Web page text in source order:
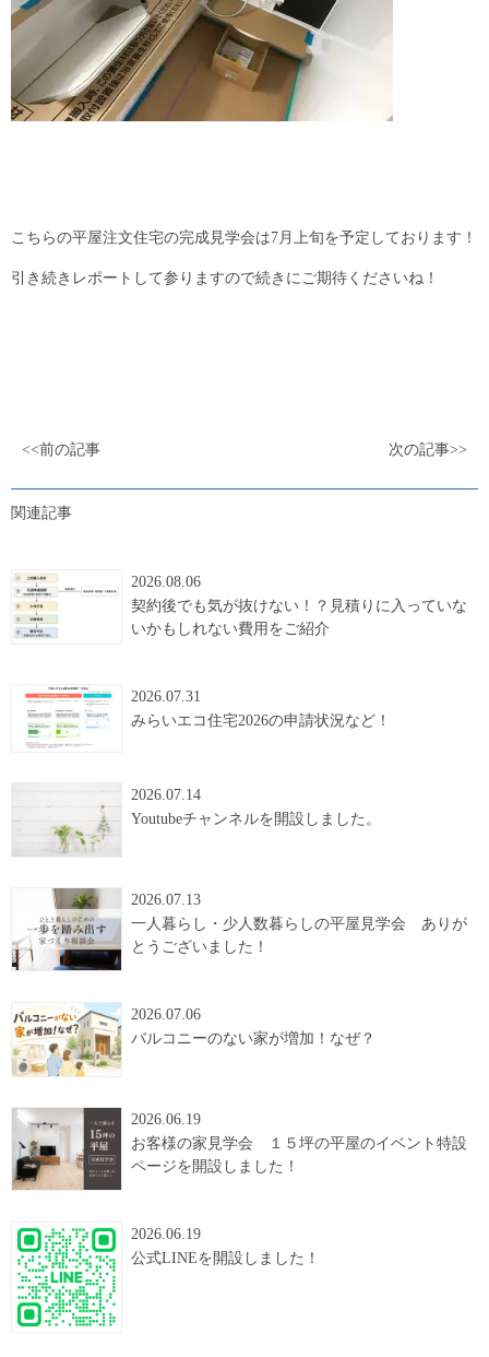
こちらの平屋注文住宅の完成見学会は7月上旬を予定しております！
引き続きレポートして参りますので続きにご期待くださいね！
<<前の記事 次の記事>>
関連記事
2026.08.06
契約後でも気が抜けない！？見積りに入っていな
いかもしれない費用をご紹介
2026.07.31
みらいエコ住宅2026の申請状況など！
2026.07.14
Youtubeチャンネルを開設しました。
2026.07.13
一人暮らし・少人数暮らしの平屋見学会 ありが
とうございました！
2026.07.06
バルコニーのない家が増加！なぜ？
2026.06.19
お客様の家見学会 １５坪の平屋のイベント特設
ページを開設しました！
2026.06.19
公式LINEを開設しました！